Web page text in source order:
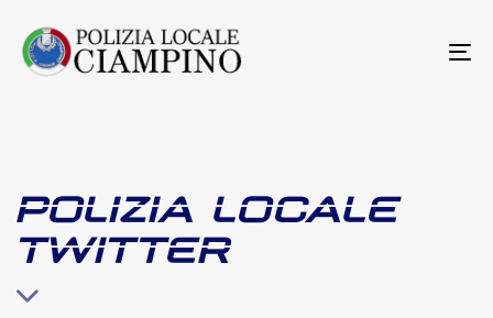
POLIZIA LOCALE
TWITTER